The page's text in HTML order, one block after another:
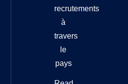
recrutements
à
travers
le
pays